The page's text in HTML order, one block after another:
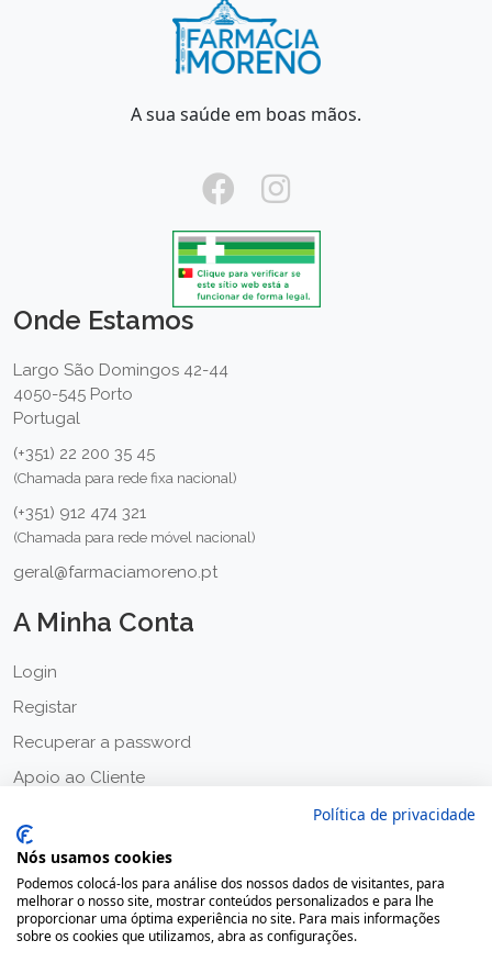
A sua saúde em boas mãos.
Onde Estamos
Largo São Domingos 42-44
4050-545 Porto
Portugal
(+351) 22 200 35 45
(Chamada para rede fixa nacional)
(+351) 912 474 321
(Chamada para rede móvel nacional)
geral@farmaciamoreno.pt
A Minha Conta
Login
Registar
Recuperar a password
Apoio ao Cliente
Termos & Condições
Política de privacidade
Nós usamos cookies
Podemos colocá-los para análise dos nossos dados de visitantes, para
melhorar o nosso site, mostrar conteúdos personalizados e para lhe
proporcionar uma óptima experiência no site. Para mais informações
sobre os cookies que utilizamos, abra as configurações.